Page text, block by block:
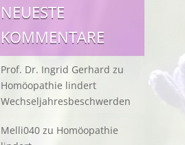
NEUESTE
KOMMENTARE
Prof. Dr. Ingrid Gerhard zu
Homöopathie lindert
Wechseljahresbeschwerden
Melli040zu Homöopathie